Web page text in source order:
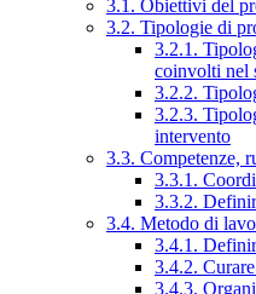
3.1. Obiettivi del
3.2. Tipologie di
3.2.1.
coinvolti nel
3.2.2.
3.2.3.
intervento
3.3. Competenze,
3.3.1.
3.3.2.
3.4. Metodo di
3.4.1.
3.4.2.
3.4.3.